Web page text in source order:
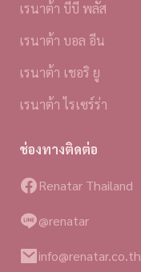
เรนาต้า บีบี พลัส
เรนาต้า บอล อีน
เรนาต้า เชอริ ยู
เรนาต้า ไรเซร์ร่า
ช่องทางติดต่อ
Renatar Thailand
@renatar
info@renatar.co.th